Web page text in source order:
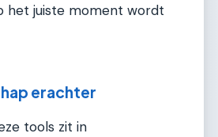
het juiste moment wordt
erachter
tools zit in